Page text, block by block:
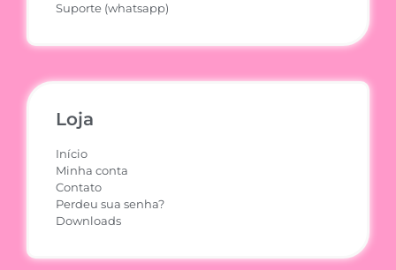
Suporte (whatsapp)
Loja
Início
Minha conta
Contato
Perdeu sua senha?
Downloads